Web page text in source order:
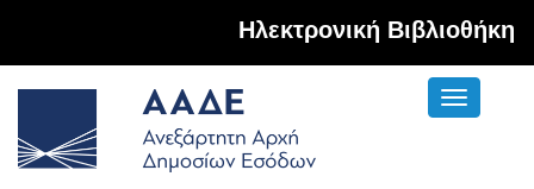
Hλεκτρονική Βιβλιοθήκη
Toggle